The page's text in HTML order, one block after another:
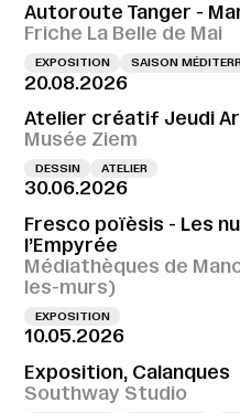
Autoroute Tanger -
Friche La Belle de Mai
EXPOSITION SAISON
20.08.2026
Atelier créatif Jeudi
Musée Ziem
DESSIN ATELIER
30.06.2026
Fresco poïèsis - Les
l’Empyrée
Médiathèques de
les-murs)
EXPOSITION
10.05.2026
Exposition, Calanques
Southway Studio